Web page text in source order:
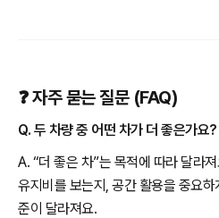
❓ 자주 묻는 질문 (FAQ)
Q. 두 차량 중 어떤 차가 더 좋은가요?
A. “더 좋은 차”는 목적에 따라 달라
유지비를 보는지, 공간 활용을 중요
준이 달라져요.